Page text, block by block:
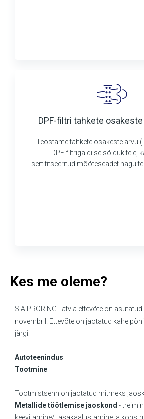
DPF-filtri tahkete
Teostame tahkete osakeste arvu
DPF-filtriga diiselsõidukitele,
sertifitseeritud mõõteseadet nagu
Kes me oleme?
SIA PRORING Latvia ettevõte on
novembril. Ettevõte on jaotatud kahe
järgi:
Autoteenindus
Tootmine
Tootmistsehh on jaotatud mitmeks
Metallide töötlemise jaoskond -